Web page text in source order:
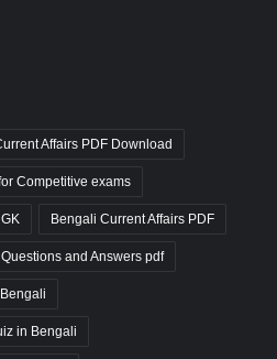
Affairs PDF Download
Competitive exams
Bengali Current Affairs PDF
and Answers pdf
in Bengali